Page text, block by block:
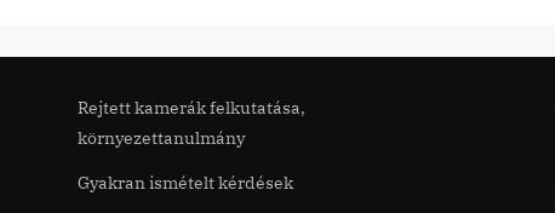
Rejtett kamerák felkutatása,
környezettanulmány
Gyakran ismételt kérdések